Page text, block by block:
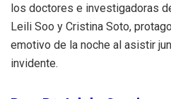
los doctores e investigadoras
Leili Soo y Cristina Soto,
emotivo de la noche al asistir
invidente.